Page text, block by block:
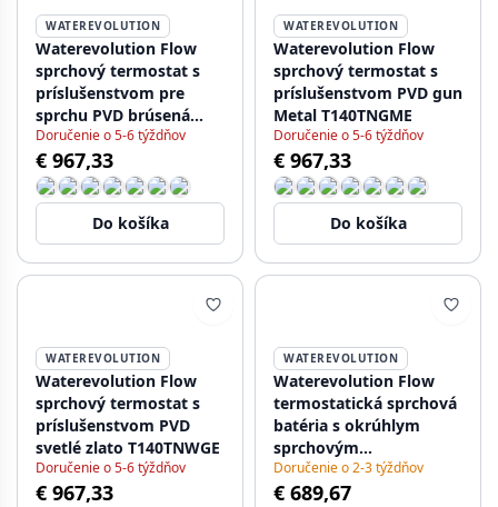
WATEREVOLUTION
Waterevolution Flow
sprchový termostat s
príslušenstvom pre
sprchu PVD brúsená
meď T140TNCPE
Doručenie o 5-6 týždňov
€ 967,33
Do košíka
WATEREVOLUTION
Waterevolution Flow
sprchový termostat s
príslušenstvom PVD gun
Metal T140TNGME
Doručenie o 5-6 týždňov
€ 967,33
Do košíka
WATEREVOLUTION
Waterevolution Flow
sprchový termostat s
príslušenstvom PVD
svetlé zlato T140TNWGE
Doručenie o 5-6 týždňov
€ 967,33
WATEREVOLUTION
Waterevolution Flow
termostatická sprchová
batéria s okrúhlym
sprchovým
príslušenstvom RVS
T140TNRIE
Doručenie o 2-3 týždňov
€ 689,67